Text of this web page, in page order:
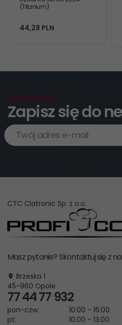
(Titanium)
44,28 PLN
Subskrypcja
Zapisz się do
Twój adres e-mail
CTC Clatronic Sp. z o.o.
Masz pytanie? Skontaktuj się z
Brzeska 1
45-960 Opole
77 44 77 932
pon-czw:
10:00 - 16:00
pt:
10:00 - 13:00